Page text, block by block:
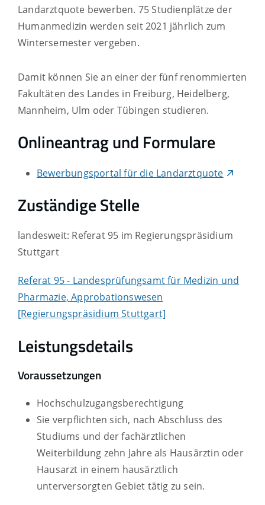
Landarztquote bewerben. 75 Studienplätze der
Humanmedizin werden seit 2021 jährlich zum
Wintersemester vergeben.
Damit können Sie an einer der fünf renommierten
Fakultäten des Landes in Freiburg, Heidelberg,
Mannheim, Ulm oder Tübingen studieren.
Onlineantrag und Formulare
Bewerbungsportal für die Landarztquote
Zuständige Stelle
landesweit: Referat 95 im Regierungspräsidium
Stuttgart
Referat 95 - Landesprüfungsamt für Medizin und
Pharmazie, Approbationswesen
[Regierungspräsidium Stuttgart]
Leistungsdetails
Voraussetzungen
Hochschulzugangsberechtigung
Sie verpflichten sich, nach Abschluss des
Studiums und der fachärztlichen
Weiterbildung zehn Jahre als Hausärztin oder
Hausarzt in einem hausärztlich
unterversorgten Gebiet tätig zu sein.